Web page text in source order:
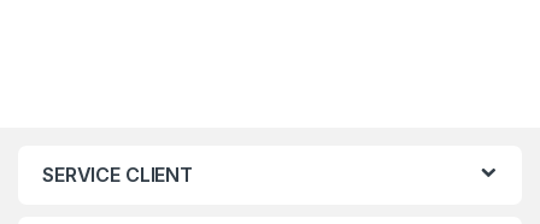
SERVICE CLIENT